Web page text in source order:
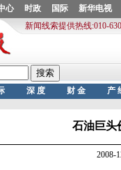
石油巨头
2008-